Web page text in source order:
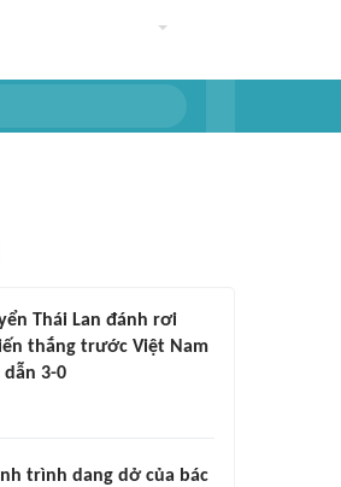
Thái Lan đánh rơi
thắng trước Việt Nam
dẫn 3-0
trình dang dở của bác